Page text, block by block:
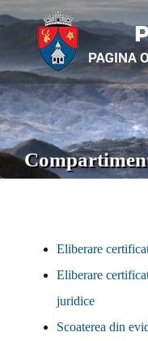
Eliberare
Eliberare
juridice
Scoaterea din